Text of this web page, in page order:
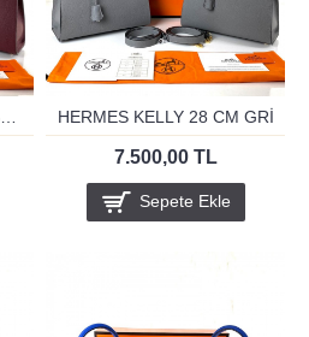
HERMES KELLY 28 CM BORDO HERMES KELLY 28 CM GRİ
7.500,00 TL
Sepete Ekle